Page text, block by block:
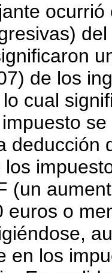
de los
cual
deducción
(un
euros o
en los